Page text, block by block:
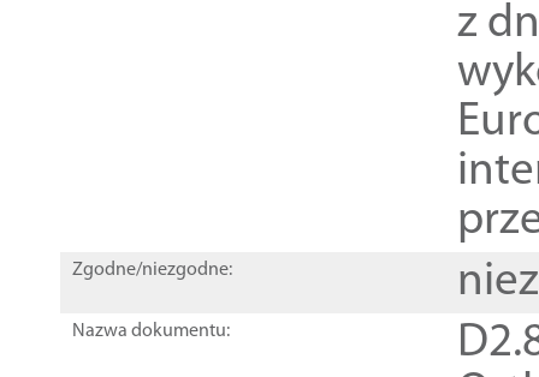
z
Zgodne/niezgodne:
Nazwa dokumentu: